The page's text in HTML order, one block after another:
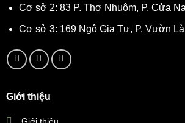
Cơ sở 2: 83 P. Thợ Nhuộm, P. Cửa
Cơ sở 3: 169 Ngô Gia Tự, P. Vườn
Giới thiệu